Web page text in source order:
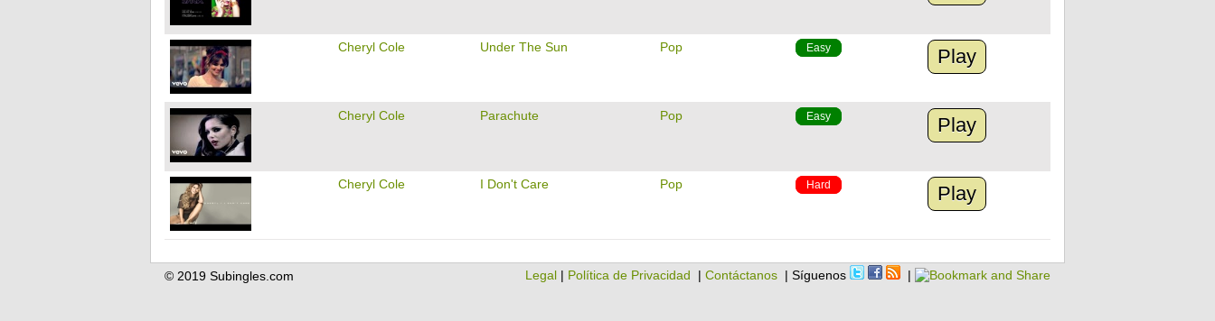
Cheryl Cole Under The Sun Pop Easy Play
Cheryl Cole Parachute Pop Easy Play
Cheryl Cole I Don't Care Pop Hard Play
Legal | Política de Privacidad | Contáctanos | Síguenos |
© 2019 Subingles.com